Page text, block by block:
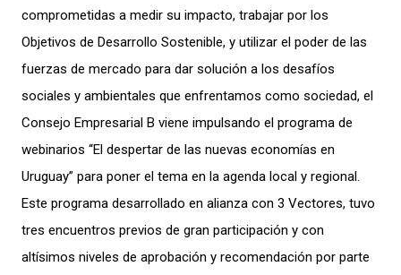
comprometidas a medir su impacto, trabajar por los
Objetivos de Desarrollo Sostenible, y utilizar el poder de las
fuerzas de mercado para dar solución a los desafíos
sociales y ambientales que enfrentamos como sociedad, el
Consejo Empresarial B viene impulsando el programa de
webinarios “El despertar de las nuevas economías en
Uruguay” para poner el tema en la agenda local y regional.
Este programa desarrollado en alianza con 3 Vectores, tuvo
tres encuentros previos de gran participación y con
altísimos niveles de aprobación y recomendación por parte